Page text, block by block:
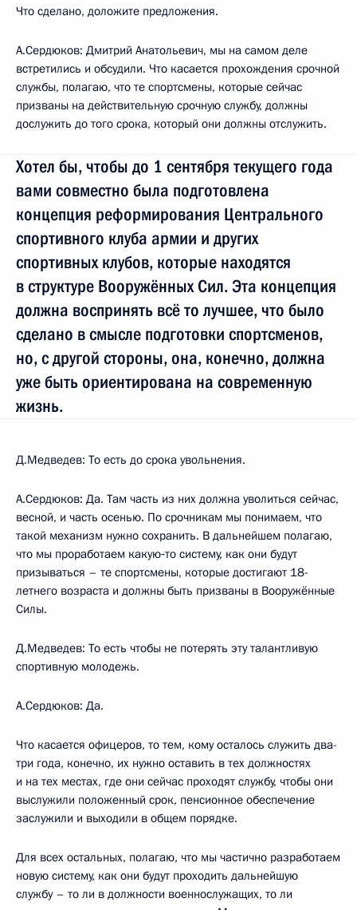
Что сделано, доложите предложения.
А.Сердюков: Дмитрий Анатольевич, мы на самом деле
встретились и обсудили. Что касается прохождения срочной
службы, полагаю, что те спортсмены, которые сейчас
призваны на действительную срочную службу, должны
дослужить до того срока, который они должны отслужить.
Хотел бы, чтобы до 1 сентября текущего года
вами совместно была подготовлена
концепция реформирования Центрального
спортивного клуба армии и других
спортивных клубов, которые находятся
в структуре Вооружённых Сил. Эта концепция
должна воспринять всё то лучшее, что было
сделано в смысле подготовки спортсменов,
но, с другой стороны, она, конечно, должна
уже быть ориентирована на современную
жизнь.
Д.Медведев: То есть до срока увольнения.
А.Сердюков: Да. Там часть из них должна уволиться сейчас,
весной, и часть осенью. По срочникам мы понимаем, что
такой механизм нужно сохранить. В дальнейшем полагаю,
что мы проработаем какую‑то систему, как они будут
призываться – те спортсмены, которые достигают 18-
летнего возраста и должны быть призваны в Вооружённые
Силы.
Д.Медведев: То есть чтобы не потерять эту талантливую
спортивную молодежь.
А.Сердюков: Да.
Что касается офицеров, то тем, кому осталось служить два-
три года, конечно, их нужно оставить в тех должностях
и на тех местах, где они сейчас проходят службу, чтобы они
выслужили положенный срок, пенсионное обеспечение
заслужили и выходили в общем порядке.
Для всех остальных, полагаю, что мы частично разработаем
новую систему, как они будут проходить дальнейшую
службу – то ли в должности военнослужащих, то ли